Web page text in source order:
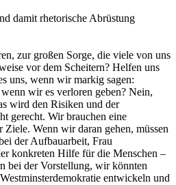
damit rhetorische Abrüstung
zur großen Sorge, die viele von uns
vor dem Scheitern? Helfen uns
uns, wenn wir markig sagen:
wir es verloren geben? Nein,
wird den Risiken und der
gerecht. Wir brauchen eine
Wenn wir daran gehen, müssen
der Aufbauarbeit, Frau
konkreten Hilfe für die Menschen –
bei der Vorstellung, wir könnten
entwickeln und